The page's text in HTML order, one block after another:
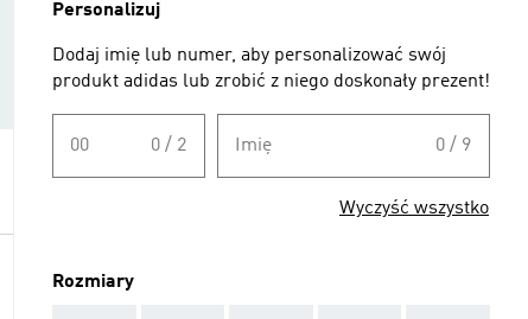
Personalizuj
Dodaj imię lub numer, aby personalizować swój
produkt adidas lub zrobić z niego doskonały prezent!
00 0 / 2 Imię 0 / 9
Wyczyść wszystko
Rozmiary